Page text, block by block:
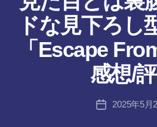
ドな見下ろし
「Escape
感想/
投
稿
投
2025年5月